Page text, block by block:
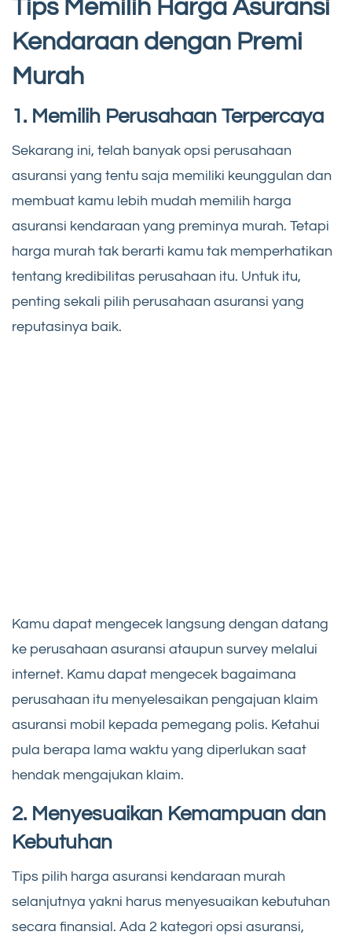
Tips Memilih Harga Asuransi
Kendaraan dengan Premi
Murah
1. Memilih Perusahaan Terpercaya
Sekarang ini, telah banyak opsi perusahaan
asuransi yang tentu saja memiliki keunggulan dan
membuat kamu lebih mudah memilih harga
asuransi kendaraan yang preminya murah. Tetapi
harga murah tak berarti kamu tak memperhatikan
tentang kredibilitas perusahaan itu. Untuk itu,
penting sekali pilih perusahaan asuransi yang
reputasinya baik.
Kamu dapat mengecek langsung dengan datang
ke perusahaan asuransi ataupun survey melalui
internet. Kamu dapat mengecek bagaimana
perusahaan itu menyelesaikan pengajuan klaim
asuransi mobil kepada pemegang polis. Ketahui
pula berapa lama waktu yang diperlukan saat
hendak mengajukan klaim.
2. Menyesuaikan Kemampuan dan
Kebutuhan
Tips pilih harga asuransi kendaraan murah
selanjutnya yakni harus menyesuaikan kebutuhan
secara finansial. Ada 2 kategori opsi asuransi,